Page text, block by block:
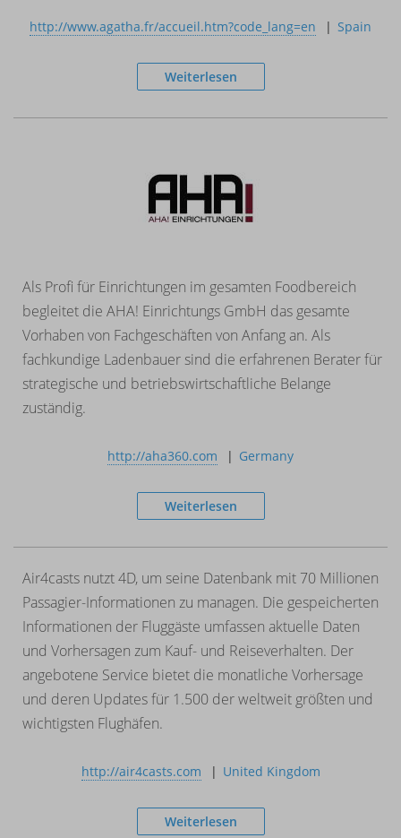
http://www.agatha.fr/accueil.htm?code_lang=en Spain
Weiterlesen
Als Profi für Einrichtungen im gesamten Foodbereich
begleitet die AHA! Einrichtungs GmbH dasgesamte
Vorhaben von Fachgeschäften von Anfang an. Als
fachkundige Ladenbauer sind die erfahrenen Berater für
strategische und betriebswirtschaftliche Belange
zuständig.
http://aha360.com Germany
Weiterlesen
Air4casts nutzt 4D, um seine Datenbank mit 70 Millionen
Passagier-Informationen zu managen. Die gespeicherten
Informationen der Fluggäste umfassen aktuelle Daten
und Vorhersagen zum Kauf- und Reiseverhalten. Der
angebotene Service bietet die monatliche Vorhersage
und deren Updates für 1.500 der weltweit größten und
wichtigsten Flughäfen.
http://air4casts.com United Kingdom
Weiterlesen